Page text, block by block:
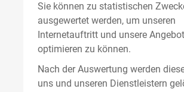
Sie können zu statistischen
ausgewertet werden, um unseren
Internetauftritt und unsere
optimieren zu können.
Nach der Auswertung werden
uns und unseren Dienstleistern